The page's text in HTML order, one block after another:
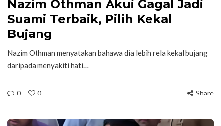
Nazim Othman Akui Gagal Jadi
Suami Terbaik, Pilih Kekal
Bujang
Nazim Othman menyatakan bahawa dia lebih rela kekal bujang
daripada menyakiti hati…
0 0 Share